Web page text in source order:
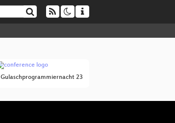
Gulaschprogrammiernacht 23